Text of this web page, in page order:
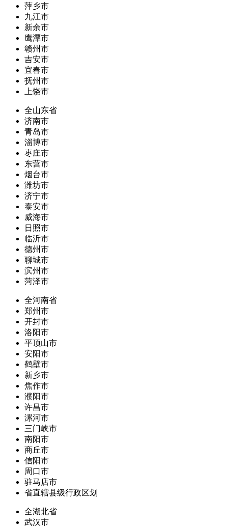
萍乡市
九江市
新余市
鹰潭市
赣州市
吉安市
宜春市
抚州市
上饶市
全山东省
济南市
青岛市
淄博市
枣庄市
东营市
烟台市
潍坊市
济宁市
泰安市
威海市
日照市
临沂市
德州市
聊城市
滨州市
菏泽市
全河南省
郑州市
开封市
洛阳市
平顶山市
安阳市
鹤壁市
新乡市
焦作市
濮阳市
许昌市
漯河市
三门峡市
南阳市
商丘市
信阳市
周口市
驻马店市
省直辖县级行政区划
全湖北省
武汉市